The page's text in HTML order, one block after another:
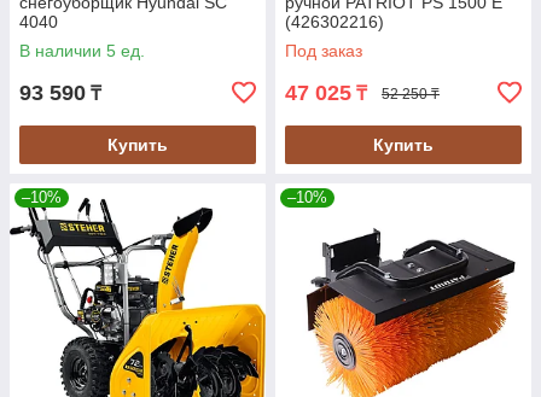
4040
В наличии 5 ед.
93 590 ₸
Купить
(426302216)
Под заказ
47 025 ₸ 52 250 ₸
Купить
–10% –10%